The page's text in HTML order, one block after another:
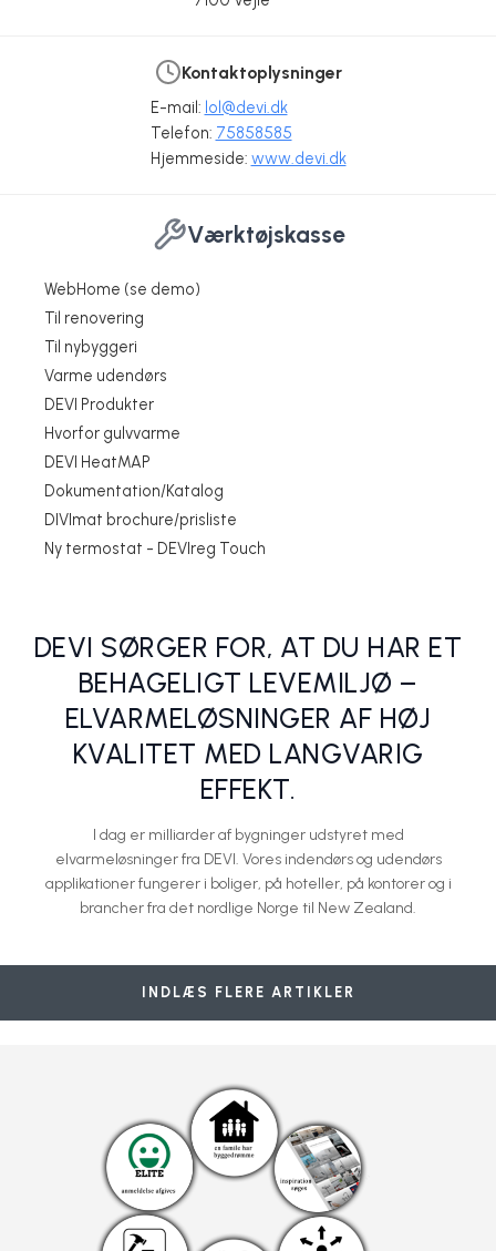
Kontaktoplysninger
E-mail: lol@devi.dk
Telefon: 75858585
Hjemmeside: www.devi.dk
Værktøjskasse
WebHome (se demo)
Til renovering
Til nybyggeri
Varme udendørs
DEVI Produkter
Hvorfor gulvvarme
DEVI HeatMAP
Dokumentation/Katalog
DIVImat brochure/prisliste
Ny termostat - DEVIreg Touch
Lav-energi huse
DEVI A/S - Danfoss
Tips og inspiration til udlægningsmuligheder
DEVI A/S - Danfoss
DEVI lancerer efterfølgeren til DTIP kablet
DEVI A/S - Danfoss
DEVI fordobler garantien på varmekabler og varmemåtter
DEVI A/S - Danfoss
Den stærke DEVIreg™ Touch digitale styring til el-gulvvarme fås
nu også i sort
DEVI A/S - Danfoss
DEVI SØRGER FOR, AT DU HAR ET
BEHAGELIGT LEVEMILJØ –
ELVARMELØSNINGER AF HØJ
KVALITET MED LANGVARIG
EFFEKT.
I dag er milliarder af bygninger udstyret med
elvarmeløsninger fra DEVI. Vores indendørs og udendørs
applikationer fungerer i boliger, på hoteller, på kontorer og i
brancher fra det nordlige Norge til New Zealand.
INDLÆS FLERE ARTIKLER